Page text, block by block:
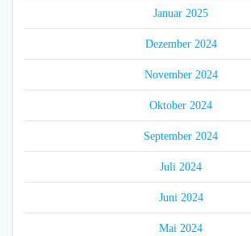
Januar 2025
Dezember 2024
November 2024
Oktober 2024
September 2024
Juli 2024
Juni 2024
Mai 2024